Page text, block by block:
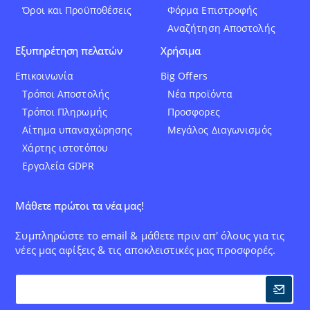
Όροι και Προϋποθέσεις
Φόρμα Επιστροφής
Αναζήτηση Αποστολής
Εξυπηρέτηση πελατών
Επικοινωνία
Τρόποι Αποστολής
Τρόποι Πληρωμής
Αίτημα υπαναχώρησης
Χάρτης ιστοτόπου
Εργαλεία GDPR
Χρήσιμα
Big Offers
Νέα προϊόντα
Προσφορες
Μεγάλος Διαγωνισμός
Μάθετε πρώτοι τα νέα μας!
Συμπληρώστε το email & μάθετε πριν απ' όλους για τις
νέες μας αφίξεις & τις αποκλειστικές μας προσφορές.